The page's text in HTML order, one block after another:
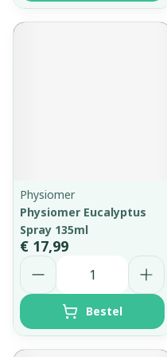
Physiomer
Physiomer Eucalyptus
Spray 135ml
€ 17,99
Aantal
Bestel